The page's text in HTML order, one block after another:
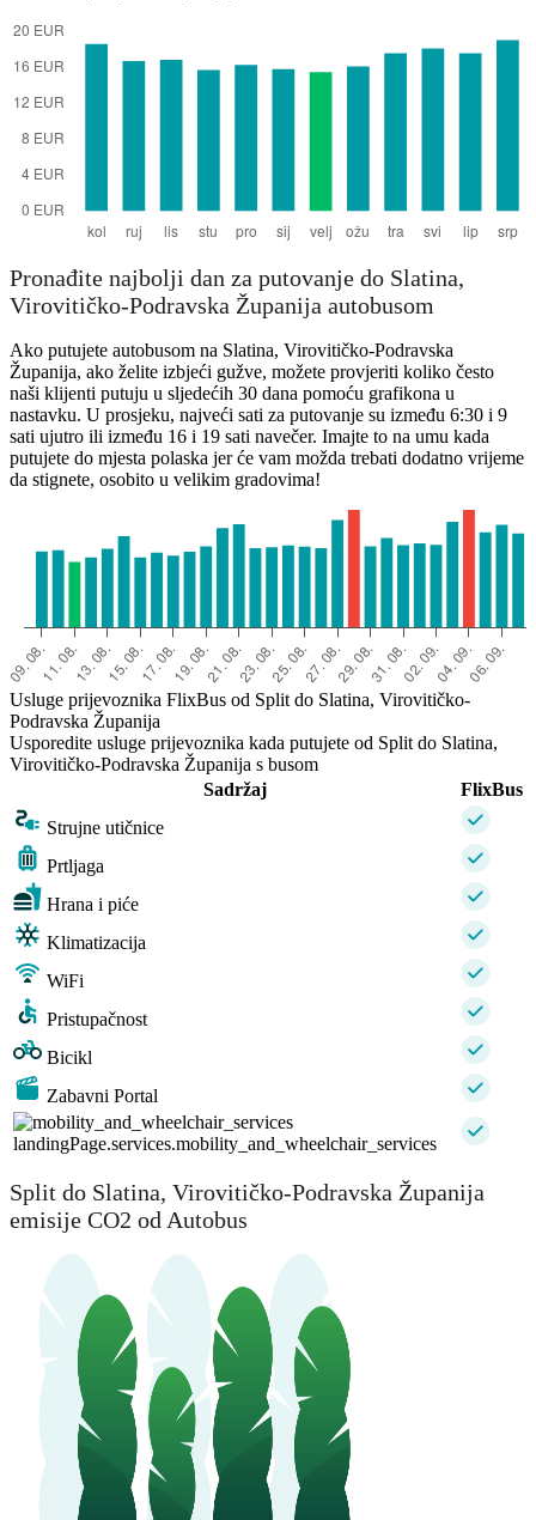
Pronađite najbolji dan za putovanje do Slatina,
Virovitičko-Podravska Županija autobusom
Ako putujete autobusom na Slatina, Virovitičko-Podravska
Županija, ako želite izbjeći gužve, možete provjeriti koliko često
naši klijenti putuju u sljedećih 30 dana pomoću grafikona u
nastavku. U prosjeku, najveći sati za putovanje su između 6:30 i 9
sati ujutro ili između 16 i 19 sati navečer. Imajte to na umu kada
putujete do mjesta polaska jer će vam možda trebati dodatno vrijeme
da stignete, osobito u velikim gradovima!
Usluge prijevoznika FlixBus od Split do Slatina, Virovitičko-
Podravska Županija
Usporedite usluge prijevoznika kada putujete od Split do Slatina,
Virovitičko-Podravska Županija s busom
Sadržaj
FlixBus
Strujne utičnice
Prtljaga
Hrana i piće
Klimatizacija
WiFi
Pristupačnost
Bicikl
Zabavni Portal
landingPage.services.mobility_and_wheelchair_services
Split do Slatina, Virovitičko-Podravska Županija
emisije CO2 od Autobus